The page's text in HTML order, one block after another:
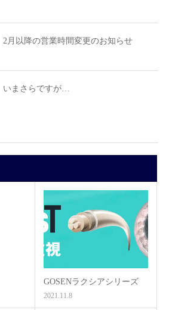
2月以降の営業時間変更のお知らせ
いまさらですが…
GOSENラクシアシリーズ
2021.11.8